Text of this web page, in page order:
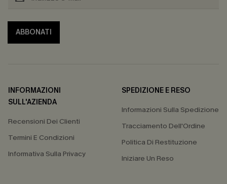
ABBONATI
INFORMAZIONI
SULL'AZIENDA
Recensioni Dei Clienti
Termini E Condizioni
Informativa Sulla Privacy
SPEDIZIONE E RESO
Informazioni Sulla Spedizione
Tracciamento Dell'Ordine
Politica Di Restituzione
Iniziare Un Reso